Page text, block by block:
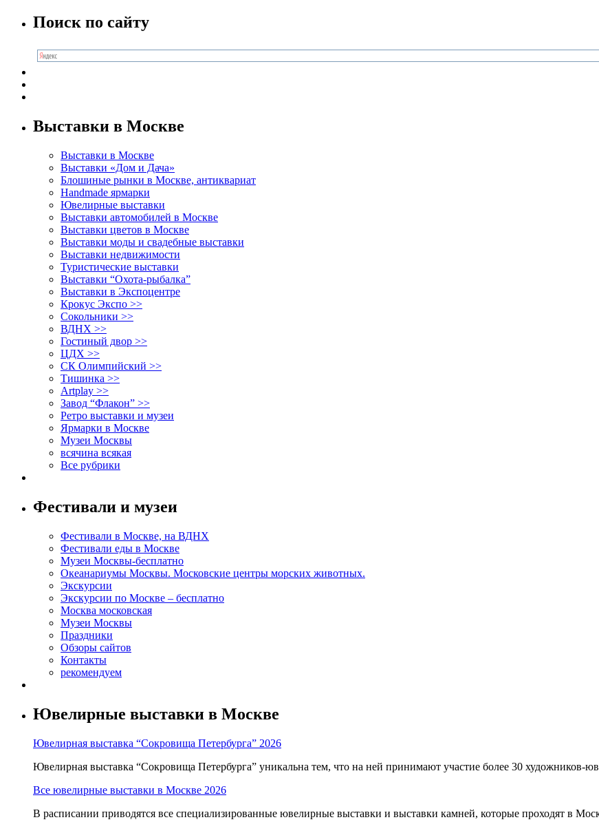
Поиск по сайту
Выставки в Москве
Выставки в Москве
Выставки «Дом и Дача»
Блошиные рынки в Москве, антиквариат
Handmade ярмарки
Ювелирные выставки
Выставки автомобилей в Москве
Выставки цветов в Москве
Выставки моды и свадебные выставки
Выставки недвижимости
Туристические выставки
Выставки “Охота-рыбалка”
Выставки в Экспоцентре
Крокус Экспо >>
Сокольники >>
ВДНХ >>
Гостиный двор >>
ЦДХ >>
СК Олимпийский >>
Тишинка >>
Artplay >>
Завод “Флакон” >>
Ретро выставки и музеи
Ярмарки в Москве
Музеи Москвы
всячина всякая
Все рубрики
Фестивали и музеи
Фестивали в Москве, на ВДНХ
Фестивали еды в Москве
Музеи Москвы-бесплатно
Океанариумы Москвы. Московские центры морских животных.
Экскурсии
Экскурсии по Москве – бесплатно
Москва московская
Музеи Москвы
Праздники
Обзоры сайтов
Контакты
рекомендуем
Ювелирные выставки в Москве
Ювелирная выставка “Сокровища Петербурга” 2026
Ювелирная выставка “Сокровища Петербурга” уникальна тем, что на ней принимают участие более 30 художников-
Все ювелирные выставки в Москве 2026
В расписании приводятся все специализированные ювелирные выставки и выставки камней, которые проходят в